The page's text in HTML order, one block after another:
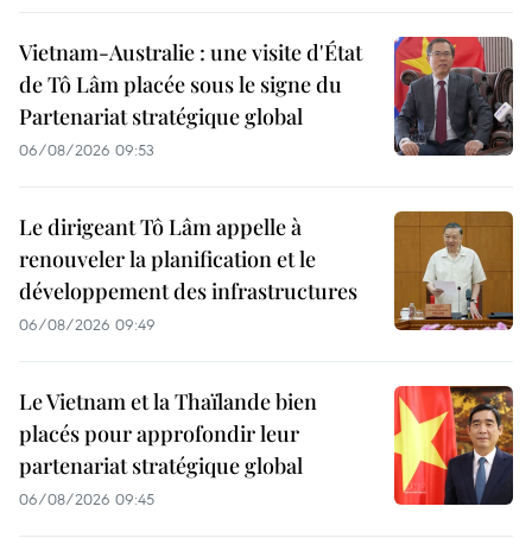
Vietnam-Australie : une visite d'État
de Tô Lâm placée sous le signe du
Partenariat stratégique global
06/08/2026 09:53
Le dirigeant Tô Lâm appelle à
renouveler la planification et le
développement des infrastructures
06/08/2026 09:49
Le Vietnam et la Thaïlande bien
placés pour approfondir leur
partenariat stratégique global
06/08/2026 09:45